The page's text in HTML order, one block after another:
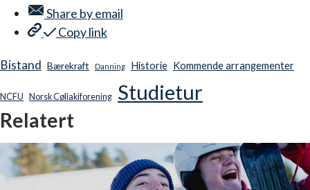
Share byemail
Copy link
Bistand Bærekraft Danning Historie Kommende arrangementer
NCFU Norsk Cøliakiforening Studietur
Relatert